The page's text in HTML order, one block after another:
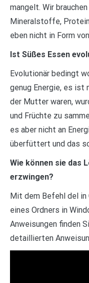
mangelt. Wir
Mineralstoffe,
eben nicht in Form
Ist Süßes Essen
Evolutionär bedingt
genug Energie, es ist
der Mutter waren,
und Früchte zu
es aber nicht an
überfüttert und das
Wie können sie das
erzwingen?
Mit dem Befehl del in
eines Ordners in
Anweisungen finden
detaillierten